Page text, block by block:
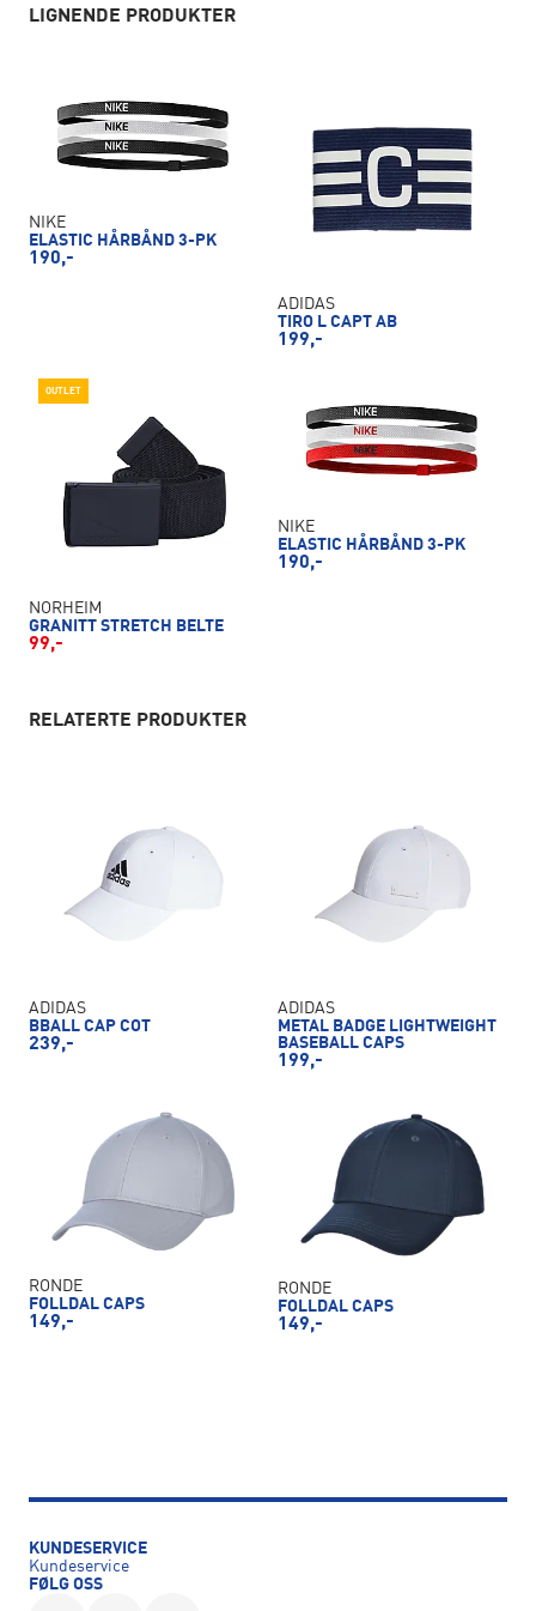
LIGNENDE PRODUKTER
NIKE
ELASTIC HÅRBÅND 3-PK
190,-
ADIDAS
TIRO L CAPT AB
199,-
OUTLET
NORHEIM
GRANITT STRETCH BELTE
99,-
NIKE
ELASTIC HÅRBÅND 3-PK
190,-
RELATERTE PRODUKTER
ADIDAS
BBALL CAP COT
239,-
ADIDAS
METAL BADGE LIGHTWEIGHT
BASEBALL CAPS
199,-
RONDE
FOLLDAL CAPS
149,-
RONDE
FOLLDAL CAPS
149,-
KUNDESERVICE
Kundeservice
FØLG OSS